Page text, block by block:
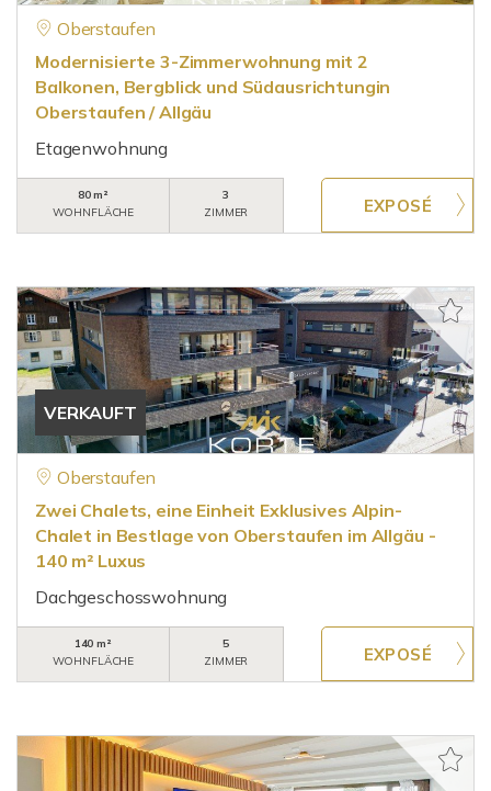
Oberstaufen
Modernisierte 3-Zimmerwohnung mit 2
Balkonen, Bergblick und Südausrichtungin
Oberstaufen / Allgäu
Etagenwohnung
80 m²
WOHNFLÄCHE
3
ZIMMER
VERKAUFT
Oberstaufen
Zwei Chalets, eine Einheit Exklusives Alpin-
Chalet in Bestlage von Oberstaufen im Allgäu -
140 m² Luxus
Dachgeschosswohnung
140 m²
WOHNFLÄCHE
5
ZIMMER